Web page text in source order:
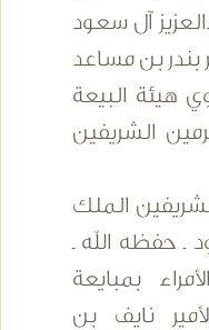
آل سعود
بن مساعد
هيئة البيعة
الشريفين
الملك
ـ حفظه الله ـ
بمبايعة
نايف بن